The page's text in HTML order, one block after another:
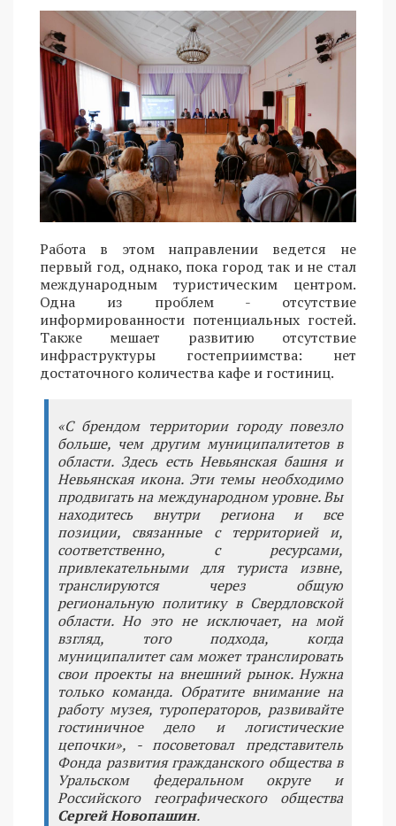
Работа в этом направлении ведется не
первый год, однако, пока город так и не стал
международным туристическим центром.
Одна из проблем - отсутствие
информированности потенциальных гостей.
Также мешает развитию отсутствие
инфраструктуры гостеприимства: нет
достаточного количества кафе и гостиниц.
«С брендом территории городу повезло
больше, чем другим муниципалитетов в
области. Здесь есть Невьянская башня и
Невьянская икона. Эти темы необходимо
продвигать на международном уровне. Вы
находитесь внутри региона и все
позиции, связанные с территорией и,
соответственно, с ресурсами,
привлекательными для туриста извне,
транслируются через общую
региональную политику в Свердловской
области. Но это не исключает, на мой
взгляд, того подхода, когда
муниципалитет сам может транслировать
свои проекты на внешний рынок. Нужна
только команда. Обратите внимание на
работу музея, туроператоров, развивайте
гостиничное дело и логистические
цепочки», - посоветовал представитель
Фонда развития гражданского общества в
Уральском федеральном округе и
Российского географического общества
Сергей Новопашин.